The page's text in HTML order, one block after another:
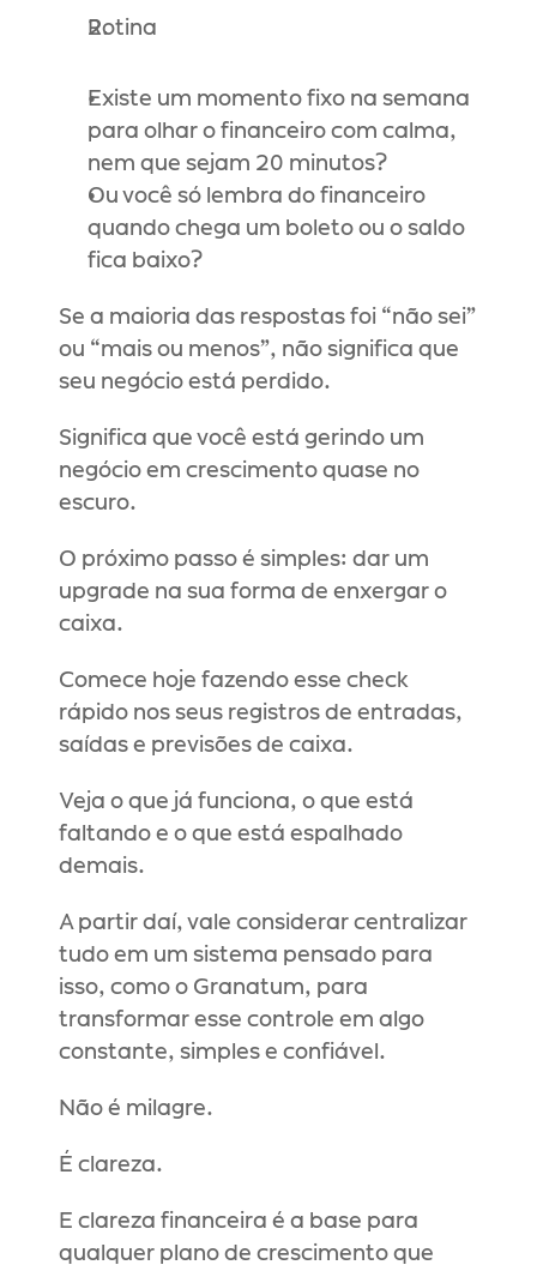
Rotina
Existe um momento fixo na semana
para olhar o financeiro com calma,
nem que sejam 20 minutos?
Ou você só lembra do financeiro
quando chega um boleto ou o saldo
fica baixo?
Se a maioria das respostas foi “não sei”
ou “mais ou menos”, não significa que
seu negócio está perdido.
Significa que você está gerindo um
negócio em crescimento quase no
escuro.
O próximo passo é simples: dar um
upgrade na sua forma de enxergar o
caixa.
Comece hoje fazendo esse check
rápido nos seus registros de entradas,
saídas e previsões de caixa.
Veja o que já funciona, o que está
faltando e o que está espalhado
demais.
A partir daí, vale considerar centralizar
tudo em um sistema pensado para
isso, como o Granatum, para
transformar esse controle em algo
constante, simples e confiável.
Não é milagre.
É clareza.
E clareza financeira é a base para
qualquer plano de crescimento que